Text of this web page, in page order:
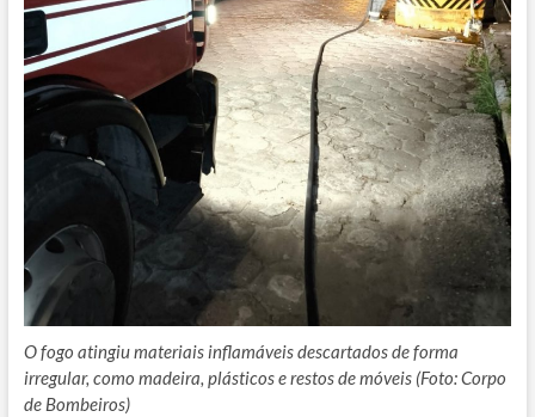
O fogo atingiu materiais inflamáveis descartados de forma
irregular, como madeira, plásticos e restos de móveis (Foto: Corpo
de Bombeiros)